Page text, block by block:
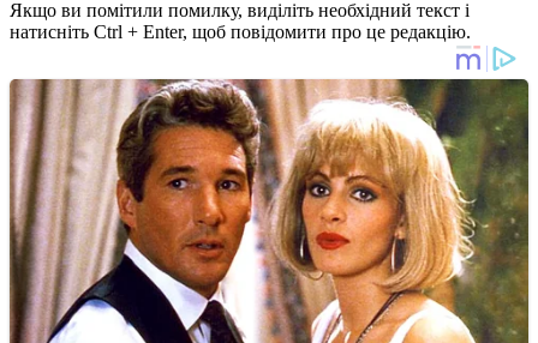
Якщо ви помітили помилку, виділіть необхідний текст і
натисніть Ctrl + Enter, щоб повідомити про це редакцію.